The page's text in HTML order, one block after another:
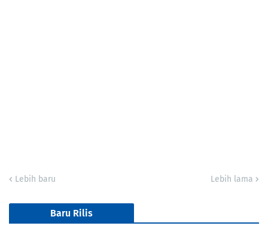
Lebih baru Lebih lama
Baru Rilis